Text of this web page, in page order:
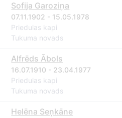
Sofija Garoziņa
07.11.1902 - 15.05.1978
Priedulas kapi
Tukuma novads
Alfrēds Ābols
16.07.1910 - 23.04.1977
Priedulas kapi
Tukuma novads
Helēna Seņkāne